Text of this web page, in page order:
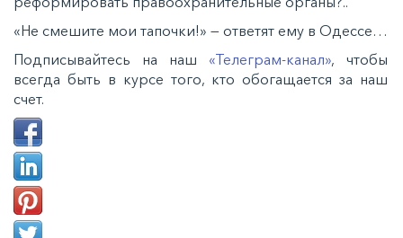
«Не смешите мои тапочки!» — ответят ему в Одессе…
Подписывайтесь на наш «Телеграм-канал», чтобы
всегда быть в курсе того, кто обогащается за наш
счет.